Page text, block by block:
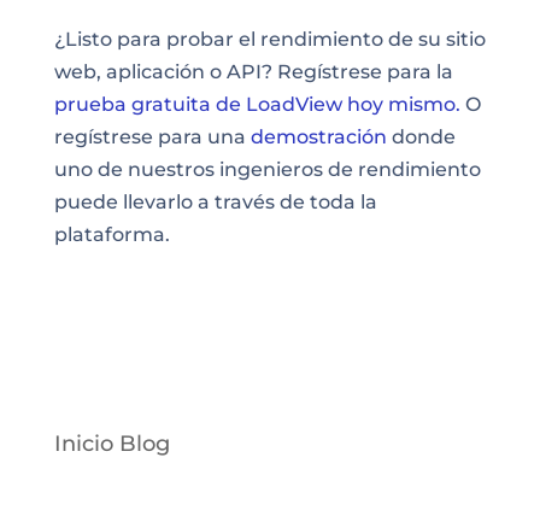
¿Listo para probar el rendimiento de su sitio
web, aplicación o API? Regístrese para la
prueba gratuita de LoadView hoy mismo. O
regístrese para una demostración donde
uno de nuestros ingenieros de rendimiento
puede llevarlo a través de toda la
plataforma.
Inicio Blog